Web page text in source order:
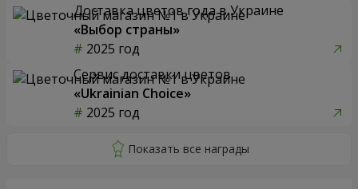
Доставка цветов года в Украине
«Выбор страны»
2025 год
Сервис доставки цветов
«Ukrainian Choice»
2025 год